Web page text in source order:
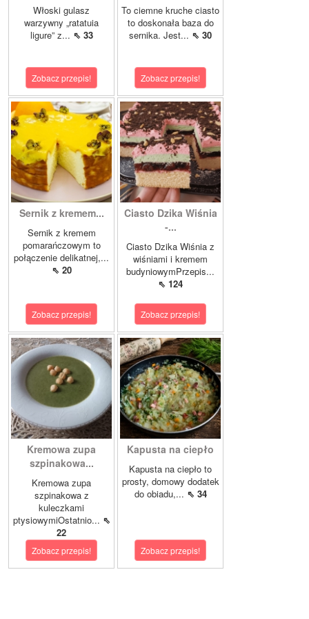
Włoski gulasz
warzywny „ratatuia
ligure” z... ⇖ 33
Zobacz przepis!
To ciemne kruche ciasto
to doskonała baza do
sernika. Jest... ⇖ 30
Zobacz przepis!
Sernik z kremem...
Sernik z kremem
pomarańczowym to
połączenie delikatnej,...
⇖ 20
Zobacz przepis!
Ciasto Dzika Wiśnia
-...
Ciasto Dzika Wiśnia z
wiśniami i kremem
budyniowymPrzepis...
⇖ 124
Zobacz przepis!
Kremowa zupa
szpinakowa...
Kremowa zupa
szpinakowa z
kuleczkami
ptysiowymiOstatnio... ⇖
22
Zobacz przepis!
Kapusta na ciepło
Kapusta na ciepło to
prosty, domowy dodatek
do obiadu,... ⇖ 34
Zobacz przepis!